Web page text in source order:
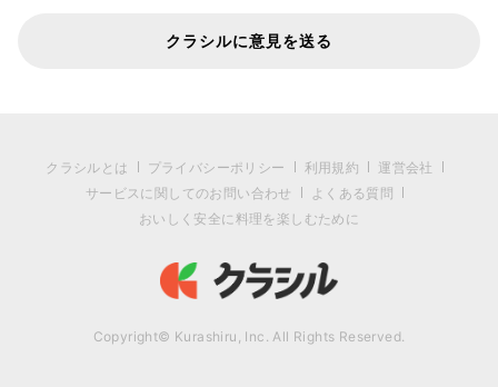
クラシルに意見を送る
クラシルとは プライバシーポリシー 利用規約
運営会社
サービスに関してのお問い合わせ
よくある質問
おいしく安全に料理を楽しむために
Copyright© Kurashiru, Inc. All Rights Reserved.